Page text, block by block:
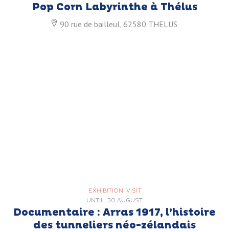
Pop Corn Labyrinthe à Thélus
90 rue de bailleul, 62580 THELUS
EXHIBITION, VISIT
UNTIL 30 AUGUST
Documentaire : Arras 1917, l’histoire
des tunneliers néo-zélandais